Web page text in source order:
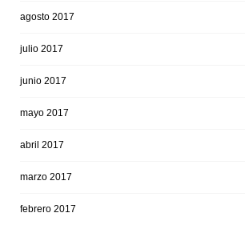
agosto 2017
julio 2017
junio 2017
mayo 2017
abril 2017
marzo 2017
febrero 2017